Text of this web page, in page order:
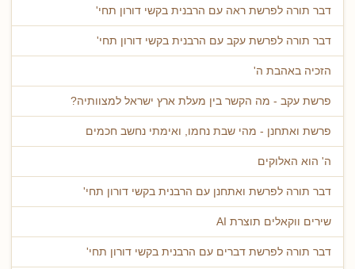
דבר תורה לפרשת ראה עם הרבנית בקשי דורון תחי'
דבר תורה לפרשת עקב עם הרבנית בקשי דורון תחי'
הזכיה באהבת ה'
פרשת עקב - מה הקשר בין מעלת ארץ ישראל למצוותיה?
פרשת ואתחנן - מהי שבת נחמו, ואימתי נחשב חכמים
ה' הוא האלוקים
דבר תורה לפרשת ואתחנן עם הרבנית בקשי דורון תחי'
שירים ווקאלים תוצרת AI
דבר תורה לפרשת דברים עם הרבנית בקשי דורון תחי'